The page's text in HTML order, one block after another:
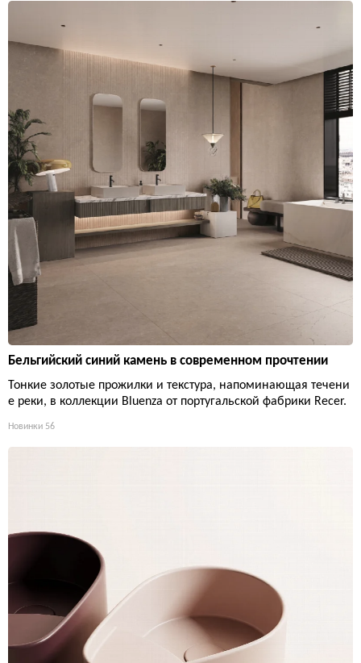
Бельгийский синий камень в современном прочтении
Тонкие золотые прожилки и текстура, напоминающая течени
е реки, в коллекции Bluenza от португальской фабрики Recer.
Новинки 56